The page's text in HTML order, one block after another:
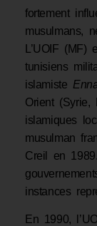
fortement
musulmans,
L’UOIF
tunisiens
islamiste
Orient (Syrie,
islamiques
musulman
Creil en
instances
En 1990,